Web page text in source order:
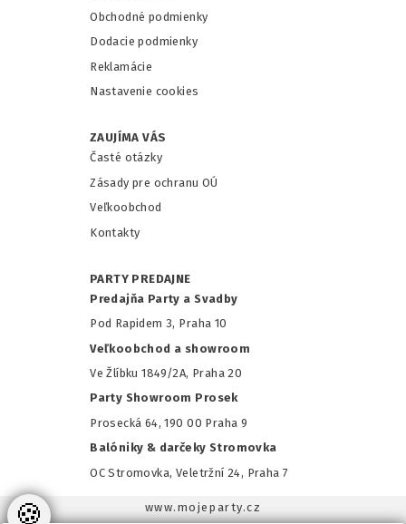
Obchodné podmienky
Dodacie podmienky
Reklamácie
Nastavenie cookies
ZAUJÍMA VÁS
Časté otázky
Zásady pre ochranu OÚ
Veľkoobchod
Kontakty
PARTY PREDAJNE
Predajňa Party a Svadby
Pod Rapidem 3, Praha 10
Veľkoobchod a showroom
Ve Žlíbku 1849/2A, Praha 20
Party Showroom Prosek
Prosecká 64, 190 00 Praha 9
Balóniky & darčeky Stromovka
OC Stromovka, Veletržní 24, Praha 7
www.mojeparty.cz
🍪